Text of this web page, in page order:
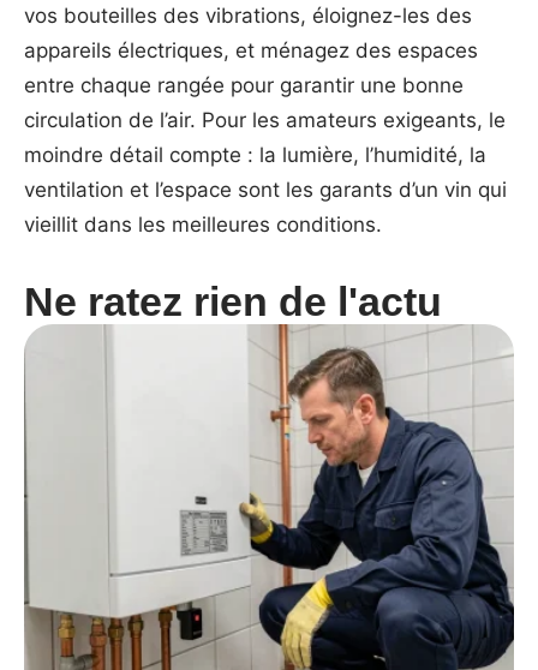
vos bouteilles des vibrations, éloignez-les des
appareils électriques, et ménagez des espaces
entre chaque rangée pour garantir une bonne
circulation de l’air. Pour les amateurs exigeants, le
moindre détail compte : la lumière, l’humidité, la
ventilation et l’espace sont les garants d’un vin qui
vieillit dans les meilleures conditions.
Ne ratez rien de l'actu